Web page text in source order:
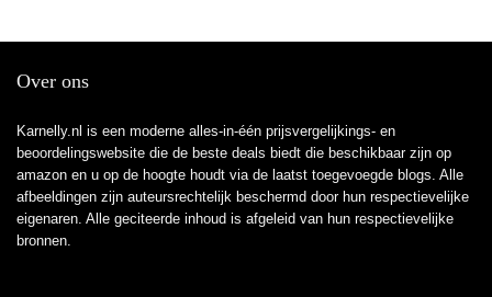
Over ons
Karnelly.nl is een moderne alles-in-één prijsvergelijkings- en
beoordelingswebsite die de beste deals biedt die beschikbaar zijn op
amazon en u op de hoogte houdt via de laatst toegevoegde blogs. Alle
afbeeldingen zijn auteursrechtelijk beschermd door hun respectievelijke
eigenaren. Alle geciteerde inhoud is afgeleid van hun respectievelijke
bronnen.